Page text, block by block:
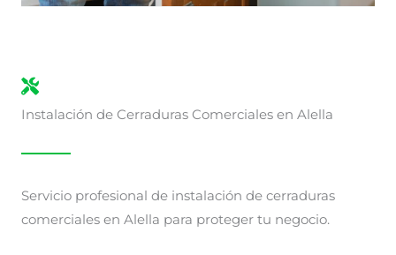
Instalación de Cerraduras Comerciales en Alella
Servicio profesional de instalación de cerraduras
comerciales en Alella para proteger tu negocio.